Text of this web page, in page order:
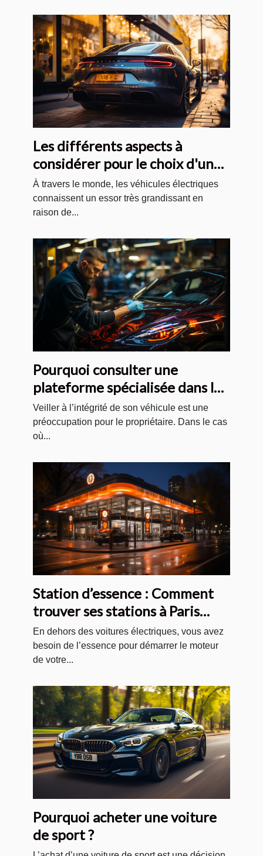
Les différents aspects à
considérer pour le choix d'un
véhicule électrique
À travers le monde, les véhicules électriques
connaissent un essor très grandissant en
raison de...
Pourquoi consulter une
plateforme spécialisée dans le
vitrage de véhicules ?
Veiller à l’intégrité de son véhicule est une
préoccupation pour le propriétaire. Dans le cas
où...
Station d’essence : Comment
trouver ses stations à Paris
pour votre voiture ?
En dehors des voitures électriques, vous avez
besoin de l’essence pour démarrer le moteur
de votre...
Pourquoi acheter une voiture
de sport ?